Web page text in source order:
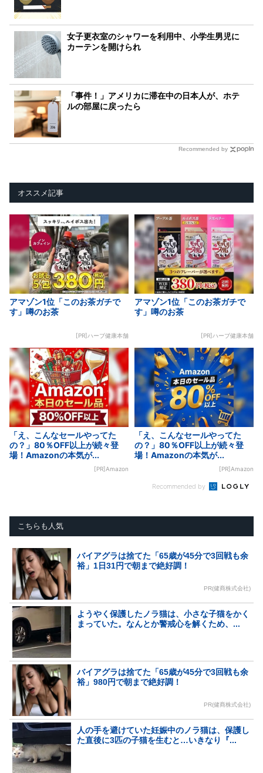
女子更衣室のシャワーを利用中、小学生男児に
カーテンを開けられ
「事件！」アメリカに滞在中の日本人が、ホテ
ルの部屋に戻ったら
Recommended by
オススメ記事
アマゾン1位「このお茶ガチで
す」噂のお茶
[PR]ハーブ健康本舗
アマゾン1位「このお茶ガチで
す」噂のお茶
[PR]ハーブ健康本舗
「え、こんなセールやってた
の？」80％OFF以上が続々登
場！Amazonの本気が...
[PR]Amazon
「え、こんなセールやってた
の？」80％OFF以上が続々登
場！Amazonの本気が...
[PR]Amazon
Recommended by
こちらも人気
バイアグラは捨てた「65歳が45分で3回戦も余
裕」1日31円で朝まで絶好調！
PR(健商株式会社)
ようやく保護したノラ猫は、小さな子猫をかく
まっていた。なんとか警戒心を解くため、...
バイアグラは捨てた「65歳が45分で3回戦も余
裕」980円で朝まで絶好調！
PR(健商株式会社)
人の手を避けていた妊娠中のノラ猫は、保護し
た直後に3匹の子猫を生むと…いきなり『...